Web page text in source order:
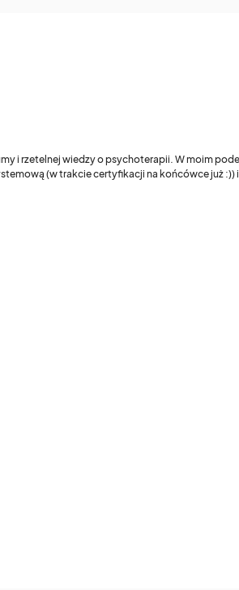
i rzetelnej wiedzy o psychoterapii. W moim
(w trakcie certyfikacji na końcówce już